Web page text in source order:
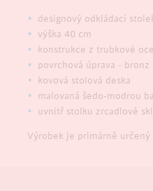
designový odkládací
výška 40 cm
konstrukce z trubkové
povrchová úprava - bronz
kovová stolová deska
malovaná šedo-modrou
uvnitř stolku zrcadlové
Výrobek je primárně